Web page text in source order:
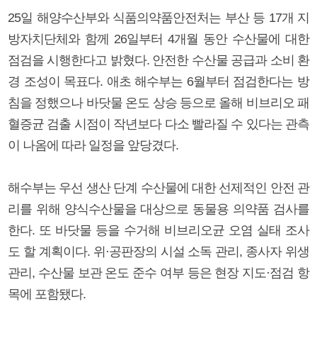
25일 해양수산부와 식품의약품안전처는 부산 등 17개 지
방자치단체와 함께 26일부터 4개월 동안 수산물에 대한
점검을 시행한다고 밝혔다. 안전한 수산물 공급과 소비 환
경 조성이 목표다. 애초 해수부는 6월부터 점검한다는 방
침을 정했으나 바닷물 온도 상승 등으로 올해 비브리오 패
혈증균 검출 시점이 작년보다 다소 빨라질 수 있다는 관측
이 나옴에 따라 일정을 앞당겼다.
해수부는 우선 생산 단계 수산물에 대한 선제적인 안전 관
리를 위해 양식수산물을 대상으로 동물용 의약품 검사를
한다. 또 바닷물 등을 수거해 비브리오균 오염 실태 조사
도 할 계획이다. 위·공판장의 시설 소독 관리, 종사자 위생
관리, 수산물 보관 온도 준수 여부 등은 현장 지도·점검 항
목에 포함됐다.